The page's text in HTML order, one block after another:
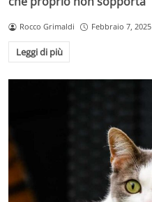
Rocco Grimaldi Febbraio 7, 2025
Leggi di più